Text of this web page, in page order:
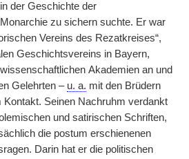
der Geschichte der
zu sichern suchte. Er war
Vereins des Rezatkreises“,
Geschichtsvereins in Bayern,
Akademien an und
Gelehrten – u. a. mit den Brüdern
Kontakt. Seinen Nachruhm verdankt
und satirischen Schriften,
die postum erschienenen
Darin hat er die politischen